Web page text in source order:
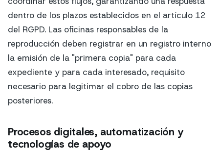
dentro de los plazos establecidos en el artículo 12
del RGPD. Las oficinas responsables de la
reproducción deben registrar en un registro interno
la emisión de la "primera copia" para cada
expediente y para cada interesado, requisito
necesario para legitimar el cobro de las copias
posteriores.
Procesos digitales, automatización y
tecnologías de apoyo